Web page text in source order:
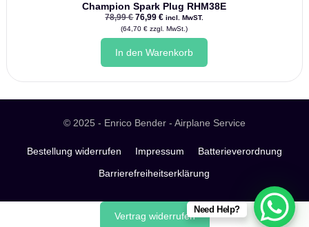
Champion Spark Plug RHM38E
78,99€Ursprünglicher
Preis
war:
78,99 €
76,99€Aktueller
Preis
ist:
76,99 €.
incl. MwST.
(64,70€ zzgl. MwSt.)
In den Warenkorb
© 2025 - Enrico Bender - Airplane Service
Bestellung widerrufen Impressum
Batterieverordnung
Barrierefreiheitserklärung
Vertrag widerrufen
Need Help?